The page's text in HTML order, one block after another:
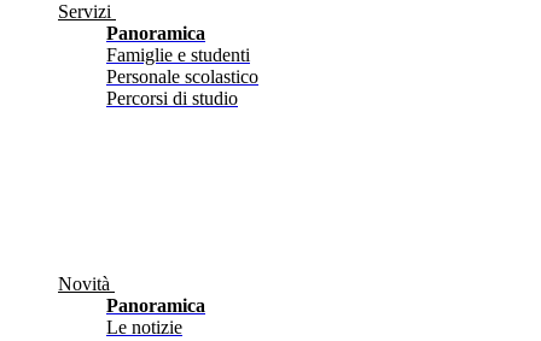
Servizi
Panoramica
Famiglie e studenti
Personale scolastico
Percorsi di studio
Novità
Panoramica
Le notizie